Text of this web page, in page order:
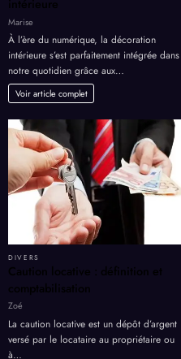
intérieure
Marise
À l’ère du numérique, la décoration
intérieure s’est parfaitement intégrée dans
notre quotidien grâce aux…
Voir article complet
DIVERS
Caution locative : définition et
comptabilisation
Zoé
La caution locative est un dépôt d’argent
versé par le locataire au propriétaire ou
à…